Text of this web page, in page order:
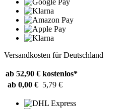
Versandkosten für Deutschland
ab 52,90 € kostenlos*
ab 0,00 € 5,79 €